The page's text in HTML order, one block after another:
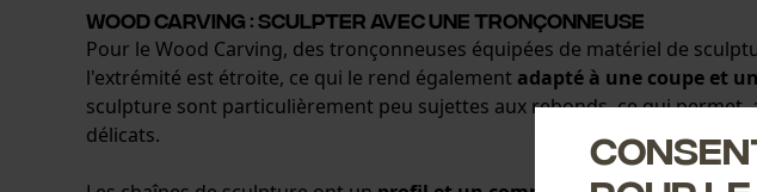
Wood Carving : Sculpter avec une tronçonneuse
Pour le Wood Carving, des tronçonneuses équipées de matériel de
l'extrémité est étroite, ce qui le rend également adapté à une coupe et
sculpture sont particulièrement peu sujettes aux rebonds, ce qui
délicats.